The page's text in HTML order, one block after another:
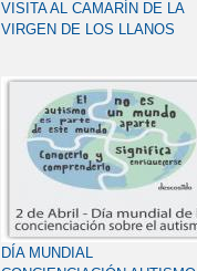
VISITA AL CAMARÍN DE LA
VIRGEN DE LOS LLANOS
DÍA MUNDIAL